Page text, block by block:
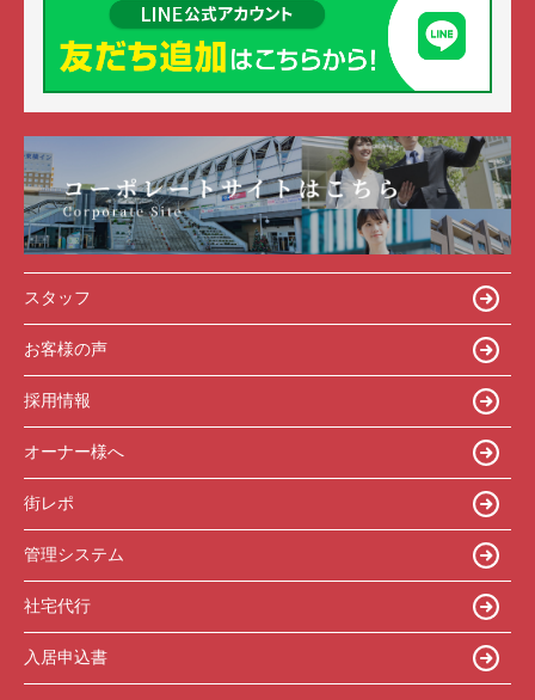
スタッフ
お客様の声
採用情報
オーナー様へ
街レポ
管理システム
社宅代行
入居申込書